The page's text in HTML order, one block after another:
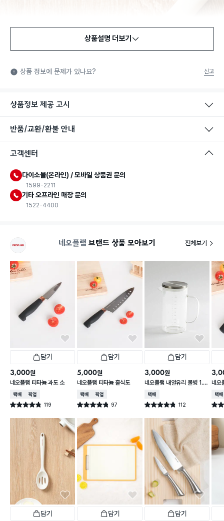
는 식품첨가물에 사용할 수 있는 식품용기구라는 표시입니다.
상품설명 더보기
상품 정보에 문제가 있나요? 신고
상품정보 제공 고시
반품/교환/환불 안내
고객센터
다이소몰(온라인) / 모바일 상품권 문의
1599-2211
기타 오프라인 매장 문의
1522-4400
네오플램 브랜드 상품 모아보기 전체보기
담기
3,000원
네오플램 티타늄 과도 소
택배배송매장픽업
별점 4.8점 119
건 작성
담기
5,000원
네오플램 티타늄 홀식도
택배배송매장픽업
별점 4.8점 97
건 작성
담기
3,000원
네오플램 내열유리 물병 1.1
택배배송
별점 4.8점 112
건 작성
네오
택배
별점
담기 담기 담기